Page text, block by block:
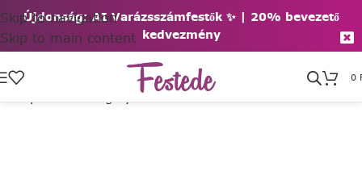
Újdonság: AI Varázsszámfestők ✨ | 20% bevezető
kedvezmény
Skip to navigation
Skip to main content
0